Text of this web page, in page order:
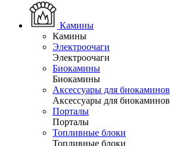
Камины
Камины
Электроочаги
Электроочаги
Биокамины
Биокамины
Аксессуары для биокаминов
Аксессуары для биокаминов
Порталы
Порталы
Топливные блоки
Топливные блоки